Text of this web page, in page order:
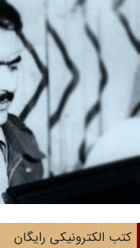
الکترونیکی رایگان